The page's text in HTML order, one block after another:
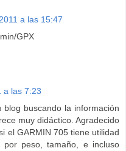
a las 15:47
GPX
a las 7:23
buscando la información
muy didáctico. Agradecido
el GARMIN 705 tiene utilidad
peso, tamaño, e incluso